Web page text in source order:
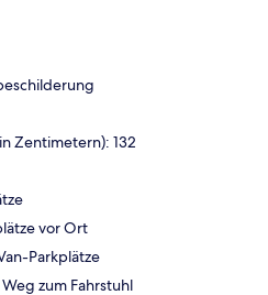
Zentimetern): 132
vor Ort
Parkplätze
zum Fahrstuhl